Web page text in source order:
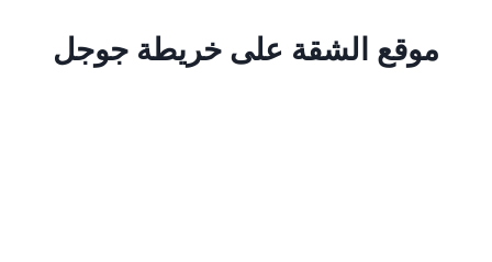
موقع الشقة على خريطة جوجل